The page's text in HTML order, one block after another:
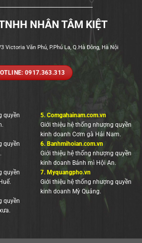
NHÂN TÂM KIỆT
Victoria Văn Phú, P.Phú La, Q.Hà Đông, Hà Nội
0917.363.313
quyền
quyền
quyền
quyền
5. Comgahainam.com.vn
Giới thiệu hệ thống nhượng quyền
kinh doanh Cơm gà Hải Nam.
6. Banhmihoian.com.vn
Giới thiệu hệ thống nhượng quyền
kinh doanh Bánh mì Hội An.
7. Myquangpho.vn
Giới thiệu hệ thống nhượng quyền
kinh doanh Mỳ Quảng.